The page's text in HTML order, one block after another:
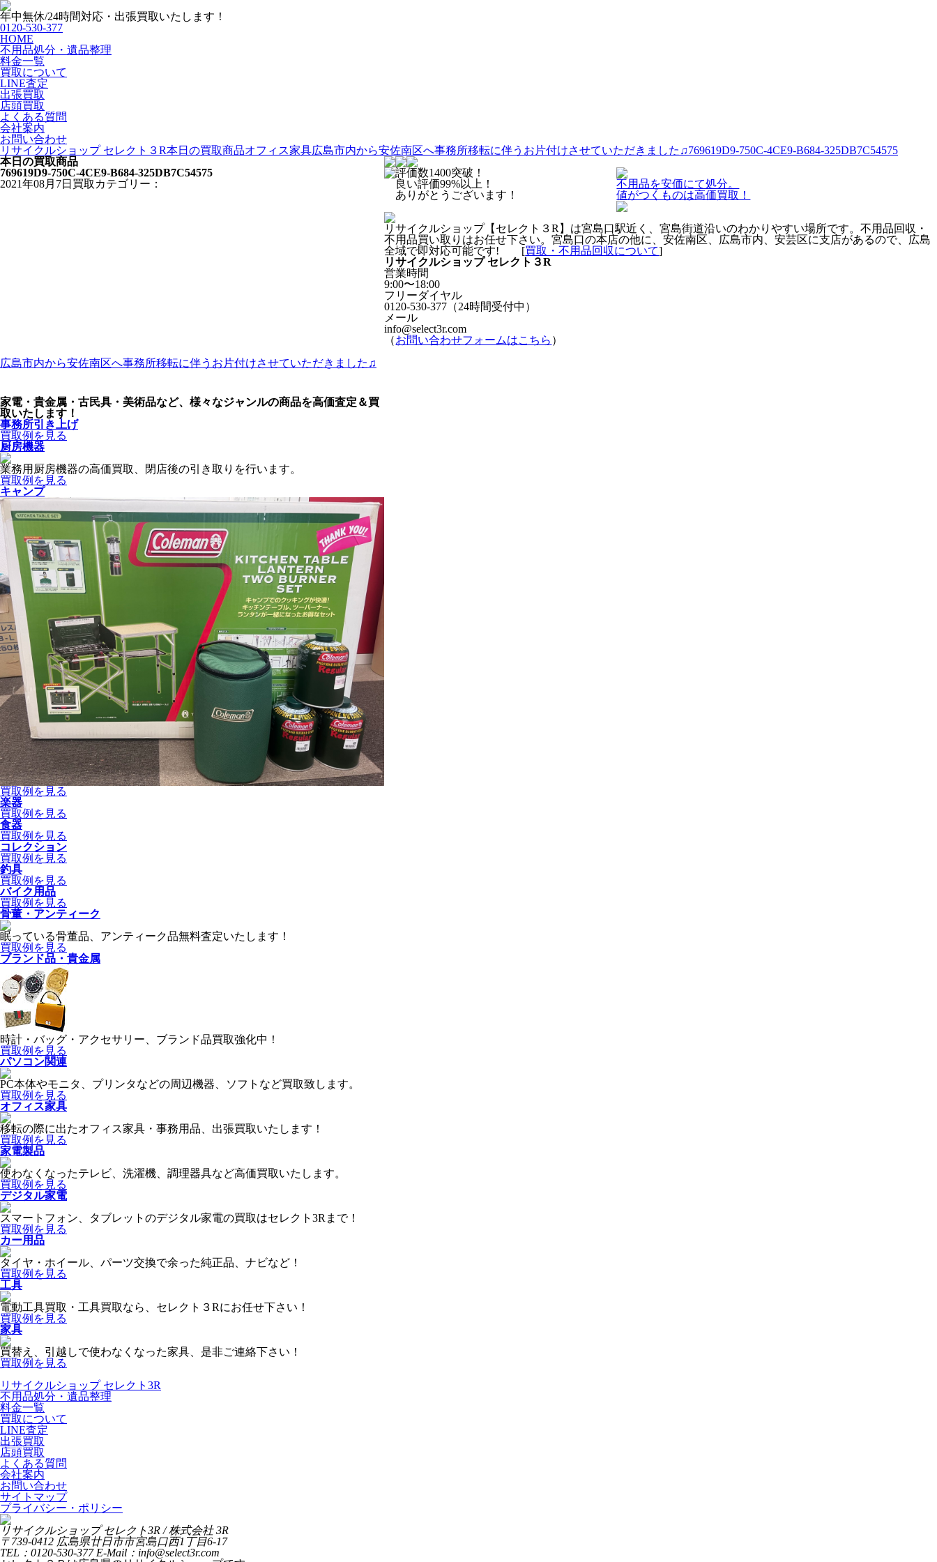
年中無休/24時間対応・出張買取いたします！
0120-530-377
HOME
不用品処分・遺品整理
料金一覧
買取について
LINE査定
出張買取
店頭買取
よくある質問
会社案内
お問い合わせ
リサイクルショップ セレクト３R本日の買取商品オフィス家具広島市内から安佐南区へ事務所移転に伴うお片付けさせていただきました♫769619D9-750C-4CE9-B684-325DB7C54575
本日の買取商品
769619D9-750C-4CE9-B684-325DB7C54575
2021年08月7日 買取カテゴリー：
広島市内から安佐南区へ事務所移転に伴うお片付けさせていただきました♫
家電・貴金属・古民具・美術品など、様々なジャンルの商品を高価査定＆買
取いたします！
事務所引き上げ
買取例を見る
厨房機器
業務用厨房機器の高価買取、閉店後の引き取りを行います。
買取例を見る
キャンプ
買取例を見る
楽器
買取例を見る
食器
買取例を見る
コレクション
買取例を見る
釣具
買取例を見る
バイク用品
買取例を見る
骨董・アンティーク
眠っている骨董品、アンティーク品無料査定いたします！
買取例を見る
ブランド品・貴金属
時計・バッグ・アクセサリー、ブランド品買取強化中！
買取例を見る
パソコン関連
PC本体やモニタ、プリンタなどの周辺機器、ソフトなど買取致します。
買取例を見る
オフィス家具
移転の際に出たオフィス家具・事務用品、出張買取いたします！
買取例を見る
家電製品
使わなくなったテレビ、洗濯機、調理器具など高価買取いたします。
買取例を見る
デジタル家電
スマートフォン、タブレットのデジタル家電の買取はセレクト3Rまで！
買取例を見る
カー用品
タイヤ・ホイール、パーツ交換で余った純正品、ナビなど！
買取例を見る
工具
電動工具買取・工具買取なら、セレクト３Rにお任せ下さい！
買取例を見る
家具
買替え、引越しで使わなくなった家具、是非ご連絡下さい！
買取例を見る
評価数1400突破！
良い評価99%以上！
ありがとうございます！
不用品を安価にて処分。
値がつくものは高価買取！
リサイクルショップ【セレクト３R】は宮島口駅近く、宮島街道沿いのわかりやすい場所です。不用品回収・
不用品買い取りはお任せ下さい。宮島口の本店の他に、安佐南区、広島市内、安芸区に支店があるので、広島
全域で即対応可能です! [買取・不用品回収について]
リサイクルショップ セレクト３R
営業時間
9:00〜18:00
フリーダイヤル
0120-530-377（24時間受付中）
メール
info@select3r.com
（お問い合わせフォームはこちら ）
リサイクルショップ セレクト3R
不用品処分・遺品整理
料金一覧
買取について
LINE査定
出張買取
店頭買取
よくある質問
会社案内
お問い合わせ
サイトマップ
プライバシー・ポリシー
リサイクルショップ セレクト3R / 株式会社 3R
〒739-0412 広島県廿日市市宮島口西1丁目6-17
TEL：0120-530-377 E-Mail：info@select3r.com